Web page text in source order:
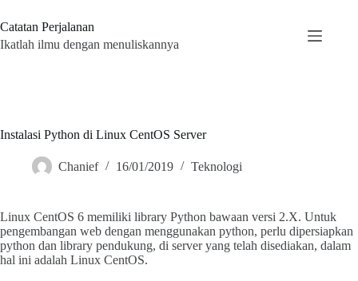
to
content
Catatan Perjalanan
Ikatlah ilmu dengan menuliskannya
Instalasi Python di Linux CentOS Server
Chanief 16/01/2019 Teknologi
Linux CentOS 6 memiliki library Python bawaan versi 2.X. Untuk
pengembangan web dengan menggunakan python, perlu dipersiapkan
python dan library pendukung, di server yang telah disediakan, dalam
hal ini adalah Linux CentOS.